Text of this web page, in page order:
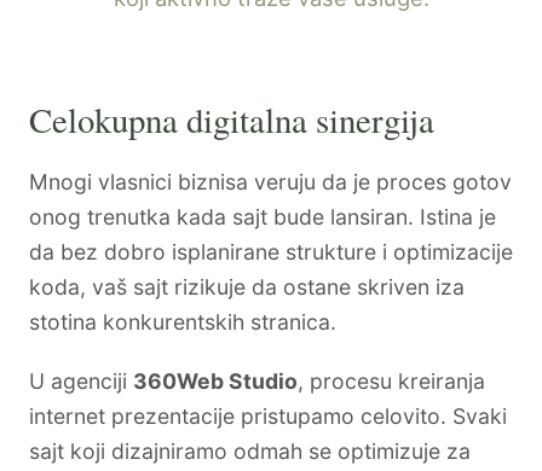
Celokupna digitalna sinergija
Mnogi vlasnici biznisa veruju da je proces gotov
onog trenutka kada sajt bude lansiran. Istina je
da bez dobro isplanirane strukture i optimizacije
koda, vaš sajt rizikuje da ostane skriven iza
stotina konkurentskih stranica.
U agenciji 360Web Studio, procesu kreiranja
internet prezentacije pristupamo celovito. Svaki
sajt koji dizajniramo odmah se optimizuje za